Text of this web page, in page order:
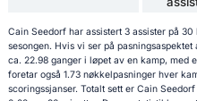
Cain Seedorf har assistert 3 assister på
sesongen. Hvis vi ser på
ca. 22.98 ganger i løpet av en kamp, med
foretar også 1.73 nøkkelpasninger hver
scoringssjanser. Totalt sett er Cain